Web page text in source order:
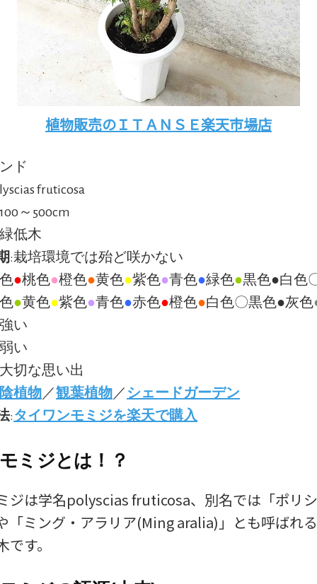
植物販売のＩＴＡＮＳＥ楽天市場店
ド
fruticosa
～500cm
低木
:栽培環境では殆ど咲かない
●桃色●橙色●黄色●紫色●青色●緑色●黒色●白色
●黄色●紫色●青色●赤色●橙色●白色〇黒色●灰色
い
い
切な思い出
植物 ／観葉植物 ／ シェードガーデン
: タイワンモミジを楽天で購入
ミジとは！？
ジは学名polyscias fruticosa、別名では「ポリ
「ミング・アラリア(Ming aralia)」とも呼ばれ
す。